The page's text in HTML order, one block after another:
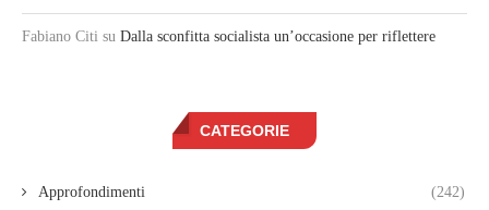
Fabiano Citi su Dalla sconfitta socialista un’occasione per riflettere
CATEGORIE
Approfondimenti (242)